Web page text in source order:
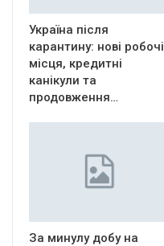
Україна після
карантину: нові робочі
місця, кредитні
канікули та
продовження…
За минулу добу на